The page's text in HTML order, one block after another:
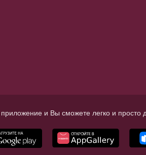
и Вы сможете легко и просто